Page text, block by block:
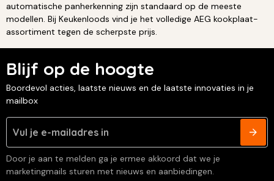
automatische panherkenning zijn standaard op de meeste
modellen. Bij Keukenloods vind je het volledige AEG kookplaat-
assortiment tegen de scherpste prijs.
Blijf op de hoogte
Boordevol acties, laatste nieuws en de laatste innovaties in je
mailbox
Door je aan te melden ga je ermee akkoord dat we je
marketingmails sturen met nieuws en aanbiedingen.